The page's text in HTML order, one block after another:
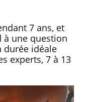
7 ans, et
à une question
durée idéale
experts, 7 à 13